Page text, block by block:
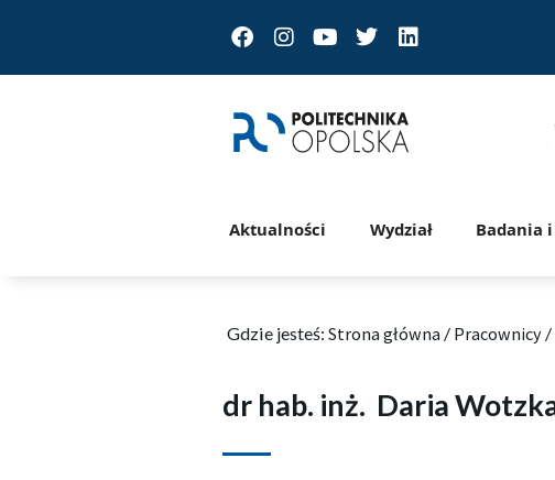
FacebookInstagram
Youtube
TwitterLinkedin
Aktualności Wydział Badania
Gdzie jesteś: Strona główna / Pracownicy/
dr hab. inż. Daria